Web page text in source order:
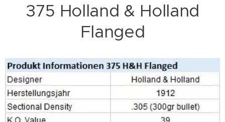
375 Holland & Holland
Flanged